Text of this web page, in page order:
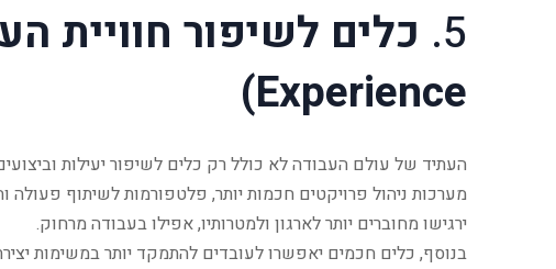
5.
Experience)
העתיד של עולם העבודה לא כולל רק כלים לשיפור יעילות
מערכות ניהול פרויקטים חכמות יותר, פלטפורמות לשיתוף פעולה
ירגישו מחוברים יותר לארגון ולמטרותיו, אפילו בעבודה מרחוק.
בנוסף, כלים חכמים יאפשרו לעובדים להתמקד יותר במשימות